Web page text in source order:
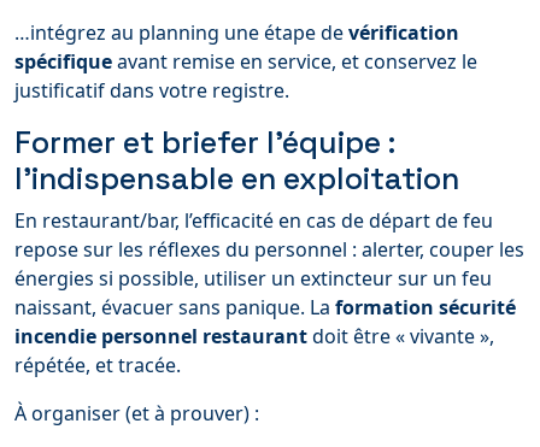
…intégrez au planning une étape devérification
spécifiqueavant remise en service, et conservez le
justificatif dans votre registre.
Former et briefer l’équipe :
l’indispensable en exploitation
En restaurant/bar, l’efficacité en cas de départ de feu
repose sur les réflexes du personnel : alerter, couper les
énergies si possible, utiliser un extincteur sur un feu
naissant, évacuer sans panique. La formation sécurité
incendie personnel restaurantdoit être « vivante »,
répétée, et tracée.
À organiser (et à prouver) :